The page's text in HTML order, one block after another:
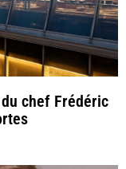
chef Frédéric